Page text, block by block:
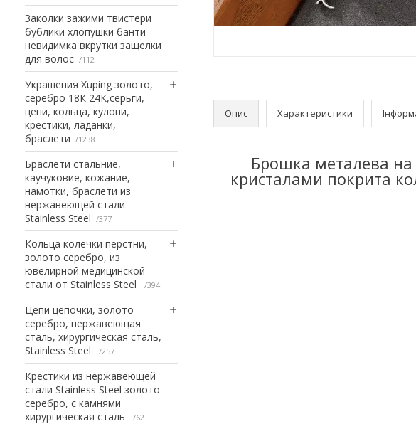
Заколки зажими твистери
бублики хлопушки банти
невидимка вкрутки защелки
для волос
112
Украшения Xuping золото,
серебро 18К 24К,серьги,
цепи, кольца, кулони,
крестики, ладанки,
браслети
1238
Браслети стальние,
каучуковие, кожание,
намотки, браслети из
нержавеющей стали
Stainless Steel
377
Кольца колечки перстни,
золото серебро, из
ювелирной медицинской
стали от Stainless Steel
394
Цепи цепочки, золото
серебро, нержавеющая
сталь, хирургическая сталь,
Stainless Steel
257
Крестики из нержавеющей
стали Stainless Steel золото
серебро, с камнями
хирургическая сталь
62
Опис Характеристики
Брошка металева на
кристалами покрита